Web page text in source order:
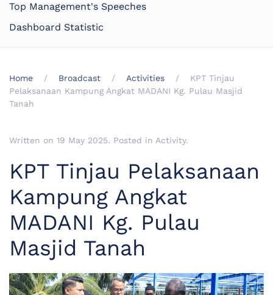
Top Management's Speeches
Dashboard Statistic
Home Broadcast Activities
KPT Tinjau
Pelaksanaan Kampung Angkat MADANI Kg. Pulau Masjid
Tanah
Written on 19 May 2025. Posted in Activity.
KPT Tinjau Pelaksanaan
Kampung Angkat
MADANI Kg. Pulau
Masjid Tanah